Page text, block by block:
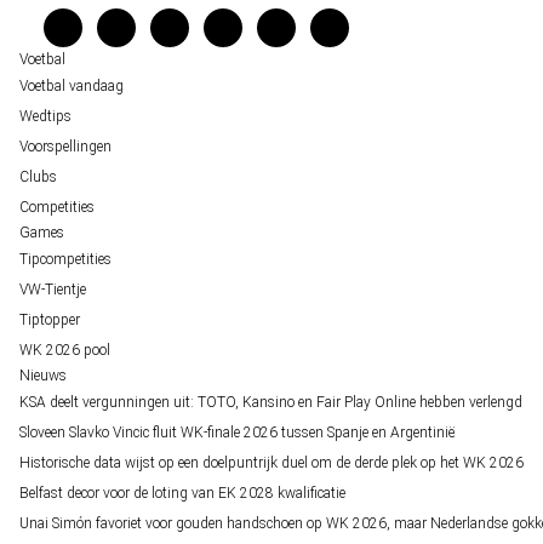
Verantwoord wedden
Over ons
Voetbal
Voetbal vandaag
Wedtips
Voorspellingen
Clubs
Competities
Games
Tipcompetities
VW-Tientje
Tiptopper
WK 2026 pool
Nieuws
KSA deelt vergunningen uit: TOTO, Kansino en Fair Play Online hebben verlengd
Sloveen Slavko Vincic fluit WK-finale 2026 tussen Spanje en Argentinië
Historische data wijst op een doelpuntrijk duel om de derde plek op het WK 2026
Belfast decor voor de loting van EK 2028 kwalificatie
Unai Simón favoriet voor gouden handschoen op WK 2026, maar Nederlandse